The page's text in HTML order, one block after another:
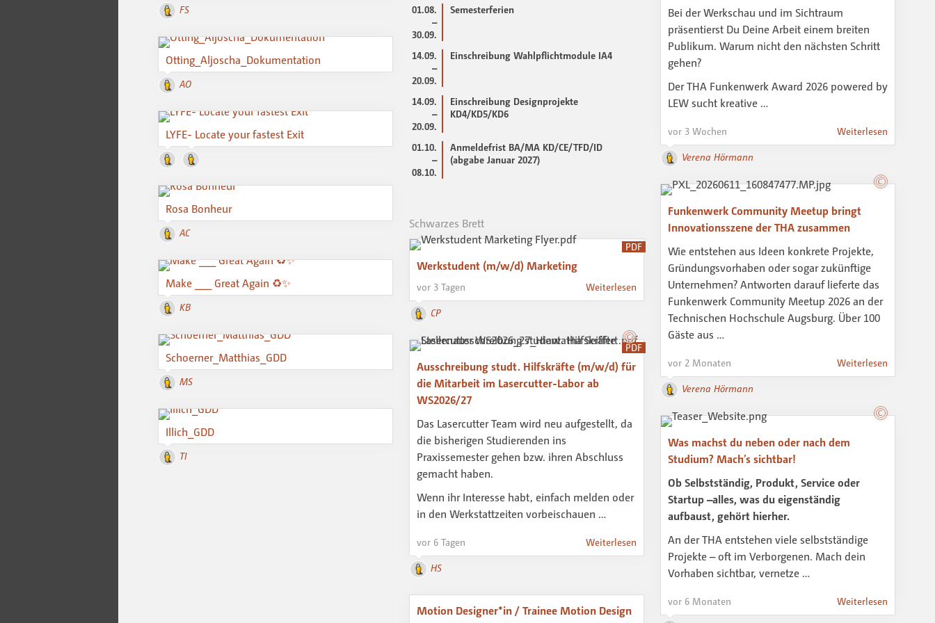
FS
Otting_Aljoscha_Dokumentation
AO
LYFE- Locate your fastest Exit
Rosa Bonheur
AC
Make ___ Great Again ♻️✨
KB
Schoerner_Matthias_GDD
MS
Illich_GDD
TI
01.08.
–
30.09.
Semesterferien
14.09.
–
20.09.
Einschreibung Wahlpflichtmodule IA4
14.09.
–
20.09.
Einschreibung Designprojekte
KD4/KD5/KD6
01.10.
–
08.10.
Anmeldefrist BA/MA KD/CE/TFD/ID
(abgabe Januar 2027)
Schwarzes Brett
PDF
Werkstudent (m/w/d) Marketing
vor 3 Tagen Weiterlesen
CP
PDF
Ausschreibung studt. Hilfskräfte (m/w/d) für
die Mitarbeit im Lasercutter-Labor ab
WS2026/27
Das Lasercutter Team wird neu aufgestellt, da
die bisherigen Studierenden ins
Praxissemester gehen bzw. ihren Abschluss
gemacht haben.
Wenn ihr Interesse habt, einfach melden oder
in den Werkstattzeiten vorbeischauen …
vor 6 Tagen Weiterlesen
HS
Motion Designer*in / Trainee Motion Design
Bei der Werkschau und im Sichtraum
präsentierst Du Deine Arbeit einem breiten
Publikum. Warum nicht den nächsten Schritt
gehen?
Der THA Funkenwerk Award 2026 powered by
LEW sucht kreative …
vor 3 Wochen Weiterlesen
Verena Hörmann
Funkenwerk Community Meetup bringt
Innovationsszene der THA zusammen
Wie entstehen aus Ideen konkrete Projekte,
Gründungsvorhaben oder sogar zukünftige
Unternehmen? Antworten darauf lieferte das
Funkenwerk Community Meetup 2026 an der
Technischen Hochschule Augsburg. Über 100
Gäste aus …
vor 2 Monaten Weiterlesen
Verena Hörmann
Was machst du neben oder nach dem
Studium? Mach’s sichtbar!
Ob Selbstständig, Produkt, Service oder
Startup –alles, was du eigenständig
aufbaust, gehört hierher.
An der THA entstehen viele selbstständige
Projekte – oft im Verborgenen. Mach dein
Vorhaben sichtbar, vernetze …
vor 6 Monaten Weiterlesen